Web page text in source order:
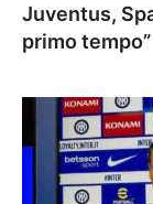
Juventus,
primo tempo”